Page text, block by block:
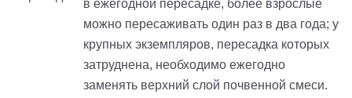
в ежегодной пересадке, более взрослые
можно пересаживать один раз в два года; у
крупных экземпляров, пересадка которых
затруднена, необходимо ежегодно
заменять верхний слой почвенной смеси.